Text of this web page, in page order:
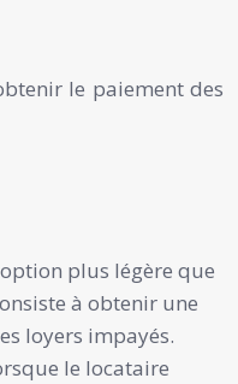
le paiement des
plus légère que
à obtenir une
loyers impayés.
le locataire